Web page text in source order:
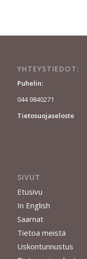
YHTEYSTIEDOT:
Puhelin:
044 9840271
Tietosuojaseloste
SIVUT
Etusivu
In English
Saarnat
Tietoa meistä
Uskontunnustus